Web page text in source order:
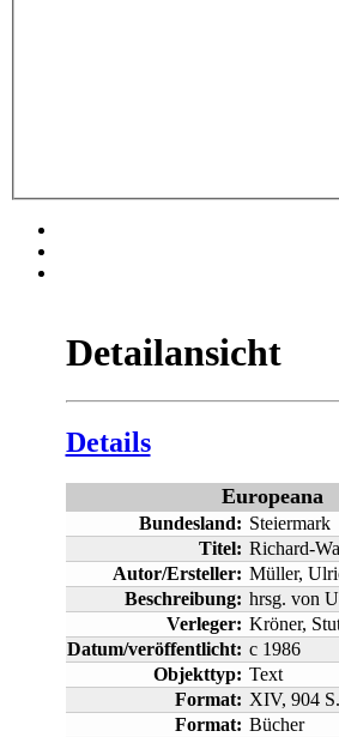
Detailansicht
Details
Europeana
Bundesland: Steiermark
Titel: Richard-
Autor/Ersteller: Müller,
Beschreibung: hrsg. von
Verleger: Kröner,
Datum/veröffentlicht: c 1986
Objekttyp: Text
Format: XIV, 904
Format: Bücher